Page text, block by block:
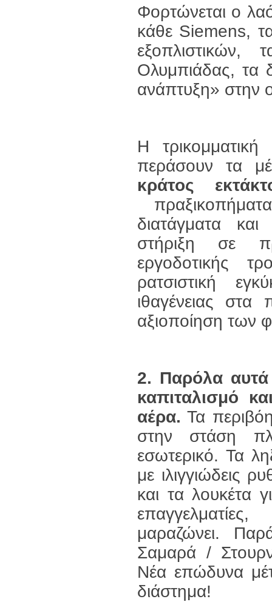
Φορτώνεται ο
κάθε Siemens,
Ολυμπιάδας, τα
ανάπτυξη» στην
Η
περάσουν τα
κράτος
διατάγματα
στήριξη σε
εργοδοτικής
ρατσιστική
ιθαγένειας
αξιοποίηση των
2. Παρόλα αυτά
καπιταλισμό
αέρα. Τα
στην στάση
εσωτερικό. Τα
με ιλιγγιώδεις
και τα λουκέτα
μαραζώνει.
Σαμαρά /
Νέα επώδυνα
διάστημα!